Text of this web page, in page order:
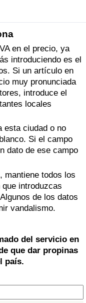
en el precio, ya
introduciendo es el
Si un artículo en
muy pronunciada
introduce el
locales
esta ciudad o no
Si el campo
dato de ese campo
mantiene todos los
introduzcas
de los datos
vandalismo.
del servicio en
que dar propinas
país.
País